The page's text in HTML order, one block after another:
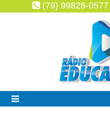
(79) 99828-0577